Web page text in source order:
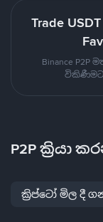
Trade
Binance
විකිණීමට
P2P ක්‍රියා
ක්‍රිප්ටෝ මිල දී